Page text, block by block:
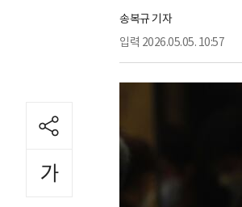
송복규 기자
입력 2026.05.05. 10:57